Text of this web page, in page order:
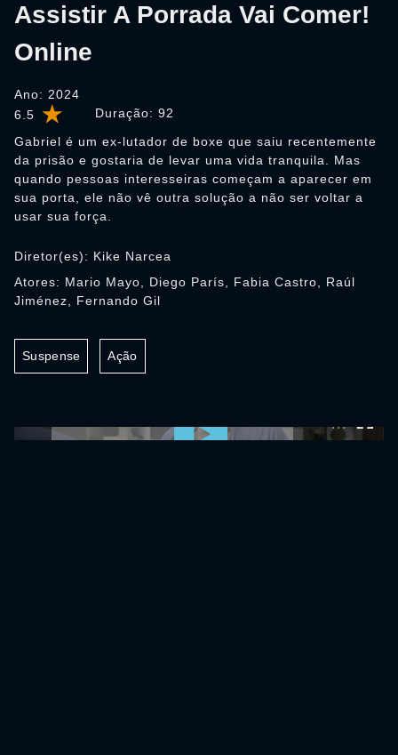
6.5 Duração: 92
Assistir A Porrada Vai Comer!
Online
Ano: 2024
Gabriel é um ex-lutador de boxe que saiu recentemente
da prisão e gostaria de levar uma vida tranquila. Mas
quando pessoas interesseiras começam a aparecer em
sua porta, ele não vê outra solução a não ser voltar a
usar sua força.
Diretor(es): Kike Narcea
Atores: Mario Mayo, Diego París, Fabia Castro, Raúl
Jiménez, Fernando Gil
Suspense Ação